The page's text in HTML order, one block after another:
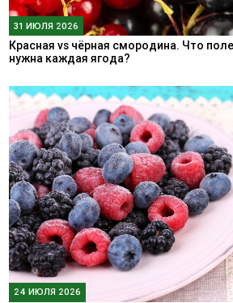
31 ИЮЛЯ 2026
Красная vs чёрная смородина. Что
нужна каждая ягода?
24 ИЮЛЯ 2026